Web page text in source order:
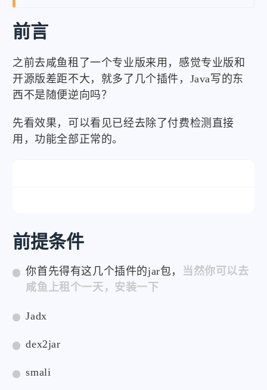
前言
之前去咸鱼租了一个专业版来用，感觉专业版和
开源版差距不大，就多了几个插件，Java写的东
西不是随便逆向吗？
先看效果，可以看见已经去除了付费检测直接
用，功能全部正常的。
前提条件
你首先得有这几个插件的jar包， 当然你可以去
咸鱼上租个一天，安装一下
Jadx
dex2jar
smali